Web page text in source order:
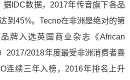
IDC数据，2017年传音旗下各品
到45%。Tecno在非洲是绝对的第
牌入选英国商业杂志《African
2017/2018年度最受非洲消费者喜
连续三年入榜，2016年排名上升